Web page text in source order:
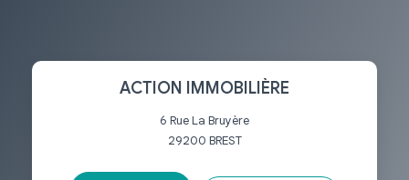
ACTION IMMOBILIÈRE
6 Rue La Bruyère
29200 BREST